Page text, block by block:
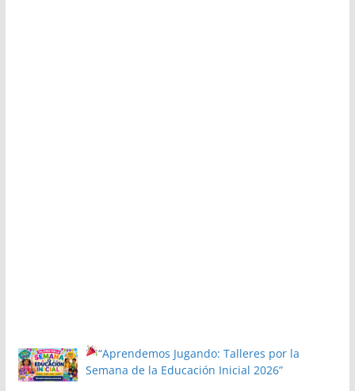
“Aprendemos Jugando: Talleres por la
Semana de la Educación Inicial 2026”